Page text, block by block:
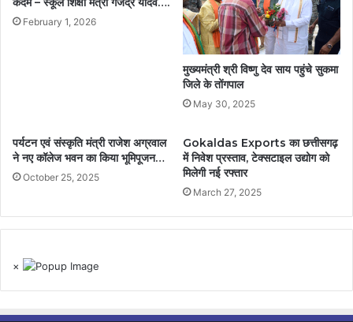
February 1, 2026
मुख्यमंत्री श्री विष्णु देव साय पहुंचे सुकमा
जिले के तोंगपाल
May 30, 2025
पर्यटन एवं संस्कृति मंत्री राजेश अग्रवाल
ने नए कॉलेज भवन का किया भूमिपूजन…
October 25, 2025
Gokaldas Exports का छत्तीसगढ़
में निवेश प्रस्ताव, टेक्सटाइल उद्योग को
मिलेगी नई रफ्तार
March 27, 2025
×